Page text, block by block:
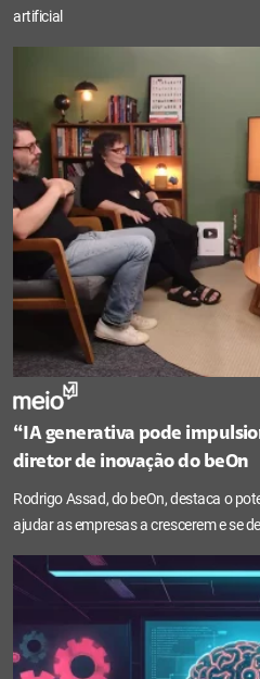
artificial
“IA generativa pode
diretor de inovação do beOn
Rodrigo Assad, do beOn, destaca o
ajudar as empresas a crescerem e se